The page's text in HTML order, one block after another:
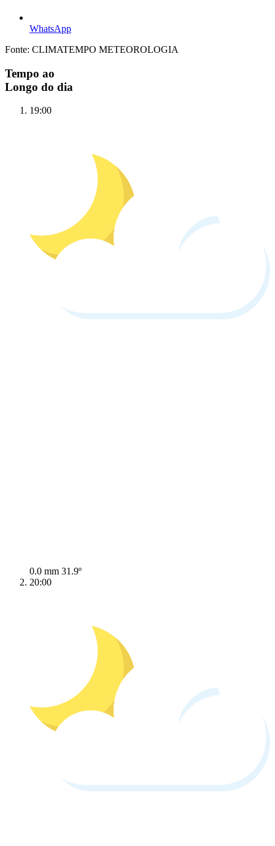
WhatsApp
Fonte: CLIMATEMPO METEOROLOGIA
Tempo ao
Longo do dia
19:00
0.0 mm 31.9º
20:00